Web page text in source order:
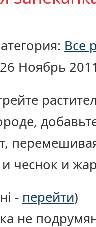
Все
Ноябрь
чеснок и
- перейти)
не